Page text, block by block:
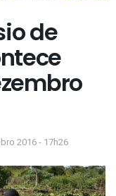
de
2016 - 17h26